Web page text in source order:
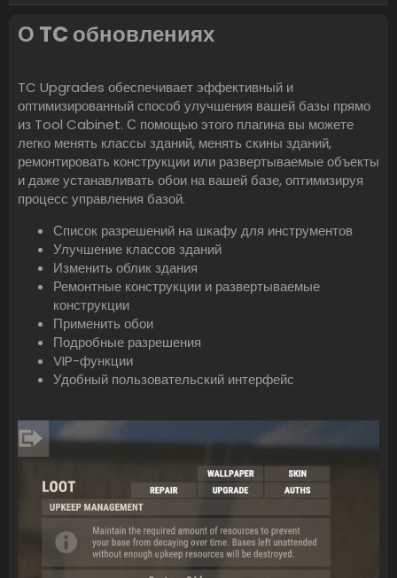
н
О TC обновлениях​
TC Upgrades обеспечивает эффективный и
оптимизированный способ улучшения вашей базы прямо
из Tool Cabinet. С помощью этого плагина вы можете
легко менять классы зданий, менять скины зданий,
ремонтировать конструкции или развертываемые объекты
и даже устанавливать обои на вашей базе, оптимизируя
процесс управления базой.
Список разрешений на шкафу для инструментов
Улучшение классов зданий
Изменить облик здания
Ремонтные конструкции и развертываемые
конструкции
Применить обои
Подробные разрешения
VIP-функции
Удобный пользовательский интерфейс